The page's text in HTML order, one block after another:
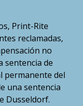
Print-Rite
reclamadas,
no
sentencia de
permanente del
una sentencia
Dusseldorf.